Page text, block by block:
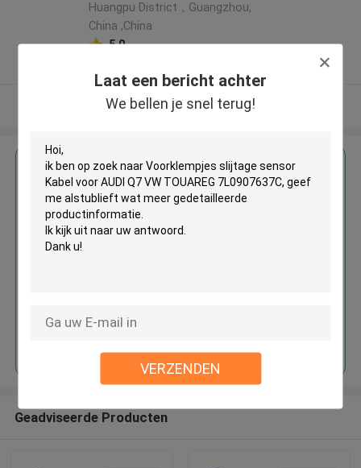
Laat een bericht achter
We bellen je snel terug!
VERZENDEN
Huangpu District，Guangzhou,
China ,China
5.0
Bekijk meer
Krijg de beste prijs voor
Voorklempjes slijtage sensor
Kabel voor AUDI Q7 VW
Geadviseerde Producten